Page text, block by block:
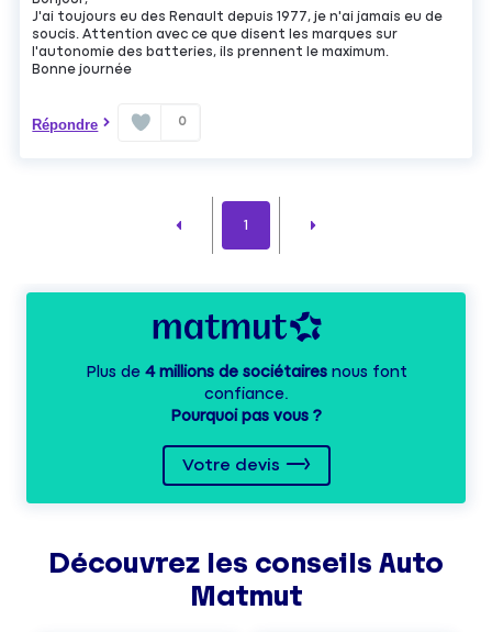
J'ai toujours eu des Renault depuis 1977, je n'ai jamais eu de
soucis. Attention avec ce que disent les marques sur
l'autonomie des batteries, ils prennent le maximum.
Bonne journée
Répondre 0
1
Plus de 4 millions de sociétairesnous font
confiance.
Pourquoi pas vous ?
Votre devis
Découvrez les conseils Auto
Matmut